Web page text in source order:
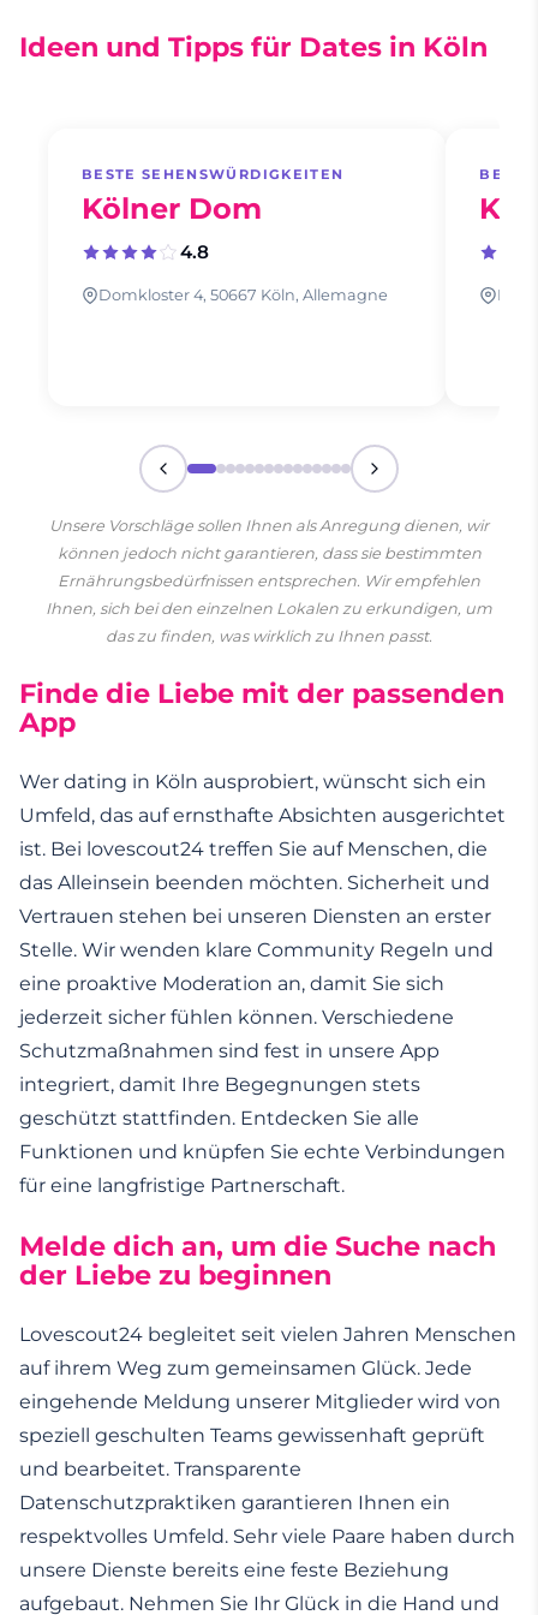
Ideen und Tipps für Dates in Köln
BESTE SEHENSWÜRDIGKEITEN
Kölner Dom
4.8
Domkloster 4, 50667 Köln, Allemagne
Unsere Vorschläge sollen Ihnen als Anregung dienen, wir
können jedoch nicht garantieren, dass sie bestimmten
Ernährungsbedürfnissen entsprechen. Wir empfehlen
Ihnen, sich bei den einzelnen Lokalen zu erkundigen, um
das zu finden, was wirklich zu Ihnen passt.
Finde die Liebe mit der passenden
App
Wer dating in Köln ausprobiert, wünscht sich ein
Umfeld, das auf ernsthafte Absichten ausgerichtet
ist. Bei lovescout24 treffen Sie auf Menschen, die
das Alleinsein beenden möchten. Sicherheit und
Vertrauen stehen bei unseren Diensten an erster
Stelle. Wir wenden klare Community Regeln und
eine proaktive Moderation an, damit Sie sich
jederzeit sicher fühlen können. Verschiedene
Schutzmaßnahmen sind fest in unsere App
integriert, damit Ihre Begegnungen stets
geschützt stattfinden. Entdecken Sie alle
Funktionen und knüpfen Sie echte Verbindungen
für eine langfristige Partnerschaft.
Melde dich an, um die Suche nach
der Liebe zu beginnen
Lovescout24 begleitet seit vielen Jahren Menschen
auf ihrem Weg zum gemeinsamen Glück. Jede
eingehende Meldung unserer Mitglieder wird von
speziell geschulten Teams gewissenhaft geprüft
und bearbeitet. Transparente
Datenschutzpraktiken garantieren Ihnen ein
respektvolles Umfeld. Sehr viele Paare haben durch
unsere Dienste bereits eine feste Beziehung
aufgebaut. Nehmen Sie Ihr Glück in die Hand und